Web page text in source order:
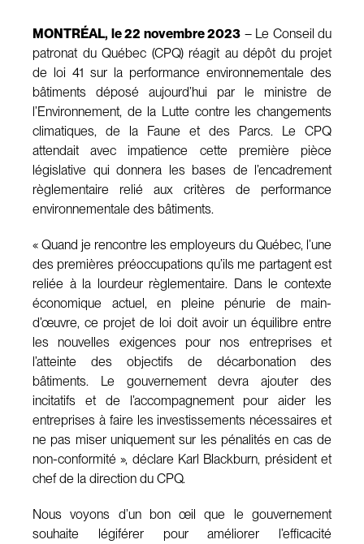
MONTRÉAL, le 22 novembre 2023 – Le Conseil du
patronat du Québec (CPQ) réagit au dépôt du projet
de loi 41 sur la performance environnementale des
bâtiments déposé aujourd’hui par le ministre de
l’Environnement, de la Lutte contre les changements
climatiques, de la Faune et des Parcs. Le CPQ
attendait avec impatience cette première pièce
législative qui donnera les bases de l’encadrement
règlementaire relié aux critères de performance
environnementale des bâtiments.
« Quand je rencontre les employeurs du Québec, l’une
des premières préoccupations qu’ils me partagent est
reliée à la lourdeur règlementaire. Dans le contexte
économique actuel, en pleine pénurie de main-
d’œuvre, ce projet de loi doit avoir un équilibre entre
les nouvelles exigences pour nos entreprises et
l’atteinte des objectifs de décarbonation des
bâtiments. Le gouvernement devra ajouter des
incitatifs et de l’accompagnement pour aider les
entreprises à faire les investissements nécessaires et
ne pas miser uniquement sur les pénalités en cas de
non-conformité », déclare Karl Blackburn, président et
chef de la direction du CPQ.
Nous voyons d’un bon œil que le gouvernement
souhaite légiférer pour améliorer l’efficacité